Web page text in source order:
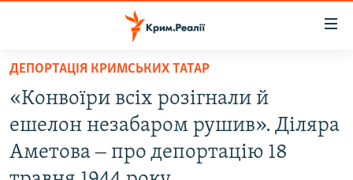
Перейти
основного
матеріалу
Перейти
до
ВОДА.КРИМ
ВІДЕО ТА ФОТО
ДЕПОРТАЦІЯ КРИМСЬКИХ ТАТАР
«Конвоїри всіх розігнали й
ешелон незабаром рушив». Діляра
Аметова ‒ про депортацію 18